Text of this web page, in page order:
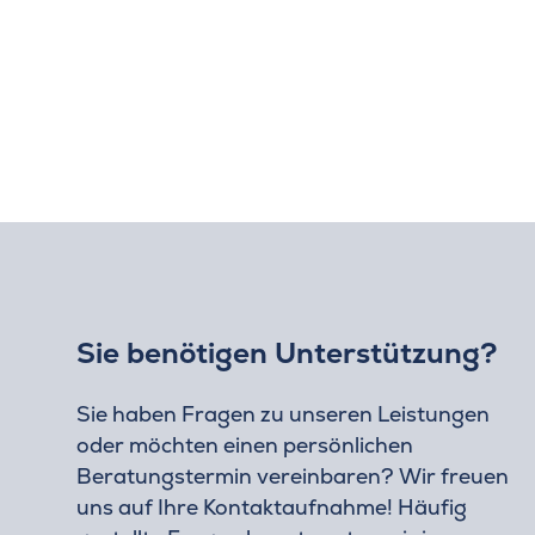
Sie benötigen Unterstützung?
Sie haben Fragen zu unseren Leistungen
oder möchten einen persönlichen
Beratungstermin vereinbaren? Wir freuen
uns auf Ihre Kontaktaufnahme! Häufig